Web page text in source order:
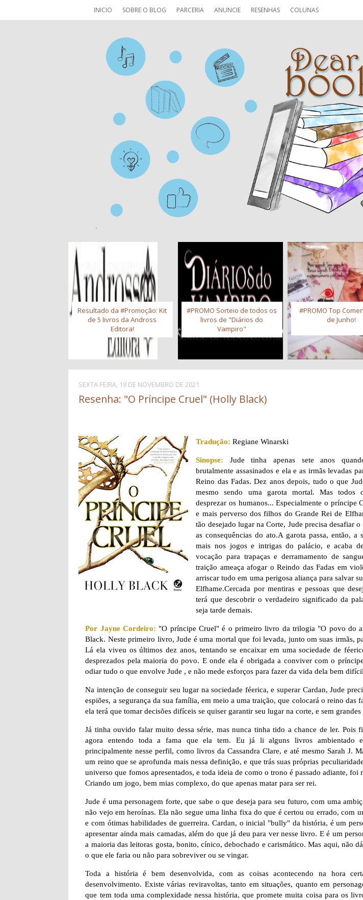
INICIO SOBRE O BLOG PARCERIA ANUNCIE RESENHAS COLUNAS
Resultado da #Promoção: Kit
de 5 livros da Andross
Editora!
#PROMO Sorteio de todos os
livros de "Diários do
Vampiro"
#PROMO Top
de Junho!
SEXTA-FEIRA, 19 DE NOVEMBRO DE 2021
Resenha: "O Príncipe Cruel" (Holly Black)
Tradução: Regiane Winarski
Sinopse:
Jude tinha apenas sete anos
brutalmente assasinados e ela e as irmãs levadas
Reino das Fadas. Dez anos depois, tudo o que
mesmo sendo uma garota mortal. Mas todos
desprezar os humanos... Especialmente o príncipe
e mais perverso dos filhos do Grande Rei de
tão desejado lugar na Corte, Jude precisa desafiar
as consequências do ato.A garota passa, então, a
mais nos jogos e intrigas do palácio, e acaba
vocação para trapaças e derramamento de
traição ameaça afogar o Reindo das Fadas em
arriscar tudo em uma perigosa aliança para salvar
Elfhame.Cercada por mentiras e pessoas que
terá que descobrir o verdadeiro significado da
seja tarde demais.
Por Jayne Cordeiro: "O príncipe Cruel" é o primeiro livro da trilogia "O povo do
Black. Neste primeiro livro, Jude é uma mortal que foi levada, junto om suas irmãs,
Lá ela viveu os últimos dez anos, tentando se encaixar em uma sociedade de
desprezados pela maioria do povo. E onde ela é obrigada a conviver com o
odiar tudo o que envolve Jude , e não mede esforços para fazer da vida dela bem
Na intenção de conseguir seu lugar na sociedade féerica, e superar Cardan, Jude
espiões, a segurança da sua família, em meio a uma traição, que colocará o reino das
ela terá que tomar decisões difíceis se quiser garantir seu lugar na corte, e sem grandes
Já tinha ouvido falar muito dessa série, mas nunca tinha tido a chance de ler. Pois
agora entendo toda a fama que ela tem. Eu já li alguns livros ambientado
principalmente nesse perfil, como livros da Cassandra Clare, e até mesmo Sarah J.
um reino que se aprofunda mais nessa definição, e que trás suas próprias
universo que fomos apresentados, e toda ideia de como o trono é passado adiante, foi
Criando um jogo, bem mias complexo, do que apenas matar para ser rei.
Jude é uma personagem forte, que sabe o que deseja para seu futuro, com uma
não vejo em heroínas. Ela não segue uma linha fixa do que é certou ou errado, com
e com ótimas habilidades de guerreira. Cardan, o inicial "bully" da história, é um
apresentar ainda mais camadas, além do que já deu para ver nesse livro. E é um
a maioria das leitoras gosta, bonito, cínico, debochado e carismático. Mas aqui, não
o que ele faria ou não para sobreviver ou se vingar.
Toda a história é bem desenvolvida, com as coisas acontecendo na hora
desenvolvimento. Existe várias reviravoltas, tanto em situações, quanto em
que tem toda uma complexidade nessa história, que promete muita coisa para os